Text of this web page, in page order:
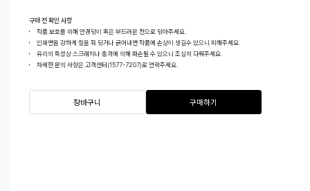
구매 전 확인 사항
작품 보호를 위해 안경닦이 혹은 부드러운 천으로 닦아주세요.
인쇄면을 강하게 힘을 줘 닦거나 긁어내면 작품에 손상이 생길수 있으니 피해주세요.
유리의 특성상 스크래치나 충격에 의해 파손될 수 있으니 조심히 다뤄주세요.
자세한 문의 사항은 고객센터(1577-7207)로 연락주세요.
장바구니 구매하기